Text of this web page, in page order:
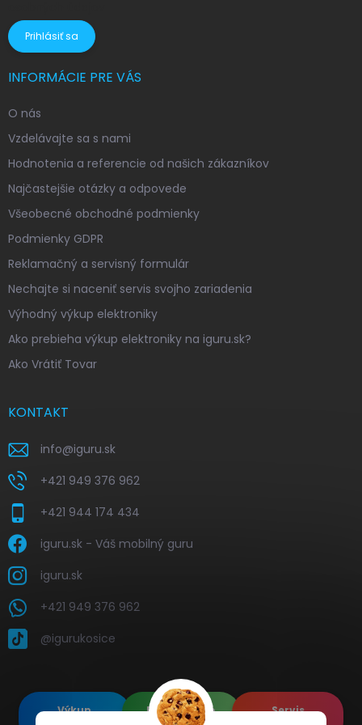
Prihlásiť sa
INFORMÁCIE PRE VÁS
O nás
Vzdelávajte sa s nami
Hodnotenia a referencie od našich zákazníkov
Najčastejšie otázky a odpovede
Všeobecné obchodné podmienky
Podmienky GDPR
Reklamačný a servisný formulár
Nechajte si naceniť servis svojho zariadenia
Výhodný výkup elektroniky
Ako prebieha výkup elektroniky na iguru.sk?
Ako Vrátiť Tovar
KONTAKT
info@iguru.sk
+421 949 376 962
+421 944 174 434
iguru.sk - Váš mobilný guru
iguru.sk
+421 949 376 962
@igurukosice
Výkup
Renovované
Servis